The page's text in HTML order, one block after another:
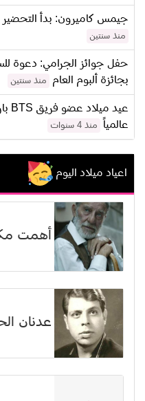
جيمس كاميرون: بدأ التحضير
منذ سنتين
حفل جوائز الجرامي: دعوة
بجائزة ألبوم العام
منذ سنتين
عالمياً
منذ 4 سنوات
اعياد ميلاد اليوم
أهمت
عدنان